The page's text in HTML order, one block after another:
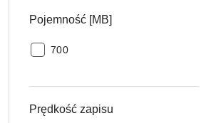
Pojemność [MB]
Pojemność
700
Prędkość zapisu